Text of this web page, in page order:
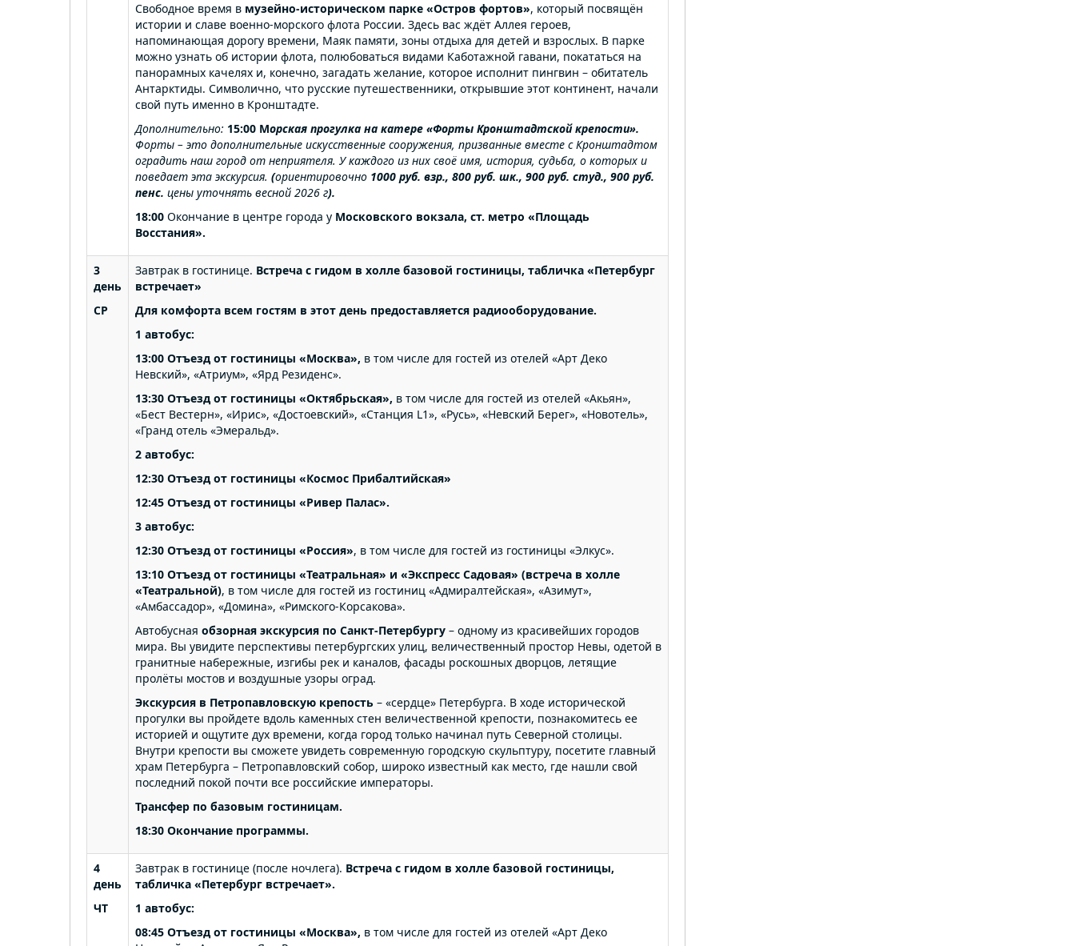
Свободное время в музейно-историческом парке «Остров фортов», который посвящён
истории и славе военно-морского флота России. Здесь вас ждёт Аллея героев,
напоминающая дорогу времени, Маяк памяти, зоны отдыха для детей и взрослых. В парке
можно узнать об истории флота, полюбоваться видами Каботажной гавани, покататься на
панорамных качелях и, конечно, загадать желание, которое исполнит пингвин – обитатель
Антарктиды. Символично, что русские путешественники, открывшие этот континент, начали
свой путь именно в Кронштадте.
Дополнительно: 15:00 Морская прогулка на катере «Форты Кронштадтской крепости».
Форты – это дополнительные искусственные сооружения, призванные вместе с Кронштадтом
оградить наш город от неприятеля. У каждого из них своё имя, история, судьба, о которых и
поведает эта экскурсия. (ориентировочно 1000 руб. взр., 800 руб. шк., 900 руб. студ., 900 руб.
пенс. цены уточнять весной 2026 г).
18:00 Окончание в центре города у Московского вокзала, ст. метро «Площадь
Восстания».
3
день
СР
Завтрак в гостинице. Встреча с гидом в холле базовой гостиницы, табличка «Петербург
встречает»
Для комфорта всем гостям в этот день предоставляется радиооборудование.
1 автобус:
13:00 Отъезд от гостиницы «Москва», в том числе для гостей из отелей «Арт Деко
Невский», «Атриум», «Ярд Резиденс».
13:30 Отъезд от гостиницы «Октябрьская», в том числе для гостей из отелей «Акьян»,
«Бест Вестерн», «Ирис», «Достоевский», «Станция L1», «Русь», «Невский Берег», «Новотель»,
«Гранд отель «Эмеральд».
2 автобус:
12:30 Отъезд от гостиницы «Космос Прибалтийская»
12:45 Отъезд от гостиницы «Ривер Палас».
3 автобус:
12:30 Отъезд от гостиницы «Россия», в том числе для гостей из гостиницы «Элкус».
13:10 Отъезд от гостиницы «Театральная» и «Экспресс Садовая» (встреча в холле
«Театральной), в том числе для гостей из гостиниц «Адмиралтейская», «Азимут»,
«Амбассадор», «Домина», «Римского-Корсакова».
Автобусная обзорная экскурсия по Санкт-Петербургу – одному из красивейших городов
мира. Вы увидите перспективы петербургских улиц, величественный простор Невы, одетой в
гранитные набережные, изгибы рек и каналов, фасады роскошных дворцов, летящие
пролёты мостов и воздушные узоры оград.
Экскурсия в Петропавловскую крепость – «сердце» Петербурга. В ходе исторической
прогулки вы пройдете вдоль каменных стен величественной крепости, познакомитесь ее
историей и ощутите дух времени, когда город только начинал путь Северной столицы.
Внутри крепости вы сможете увидеть современную городскую скульптуру, посетите главный
храм Петербурга – Петропавловский собор, широко известный как место, где нашли свой
последний покой почти все российские императоры.
Трансфер по базовым гостиницам.
18:30 Окончание программы.
4
день
ЧТ
Завтрак в гостинице (после ночлега). Встреча с гидом в холле базовой гостиницы,
табличка «Петербург встречает».
1 автобус:
08:45 Отъезд от гостиницы «Москва», в том числе для гостей из отелей «Арт Деко